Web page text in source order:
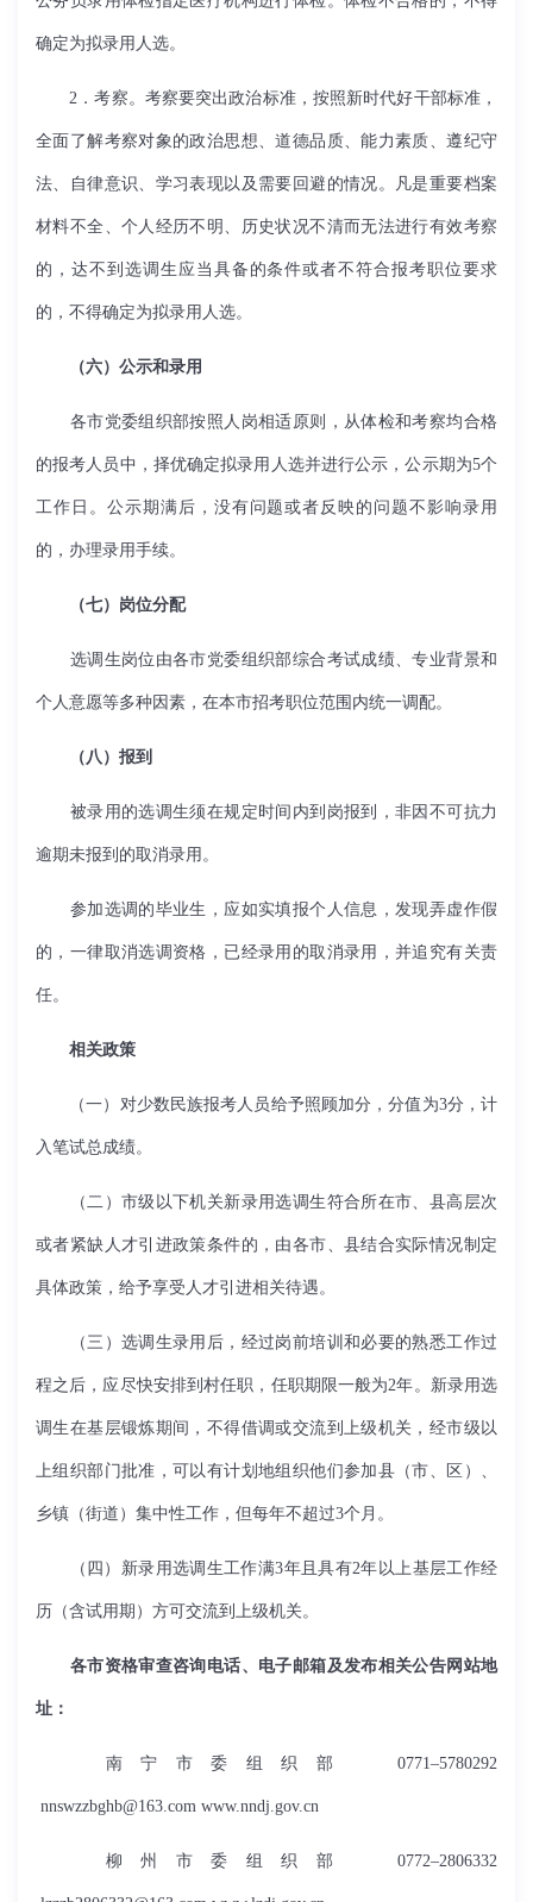
确定为拟录用人选。
2．考察。考察要突出政治标准，按照新时代好干部标准，
全面了解考察对象的政治思想、道德品质、能力素质、遵纪守
法、自律意识、学习表现以及需要回避的情况。凡是重要档案
材料不全、个人经历不明、历史状况不清而无法进行有效考察
的，达不到选调生应当具备的条件或者不符合报考职位要求
的，不得确定为拟录用人选。
（六）公示和录用
各市党委组织部按照人岗相适原则，从体检和考察均合格
的报考人员中，择优确定拟录用人选并进行公示，公示期为5个
工作日。公示期满后，没有问题或者反映的问题不影响录用
的，办理录用手续。
（七）岗位分配
选调生岗位由各市党委组织部综合考试成绩、专业背景和
个人意愿等多种因素，在本市招考职位范围内统一调配。
（八）报到
被录用的选调生须在规定时间内到岗报到，非因不可抗力
逾期未报到的取消录用。
参加选调的毕业生，应如实填报个人信息，发现弄虚作假
的，一律取消选调资格，已经录用的取消录用，并追究有关责
任。
相关政策
（一）对少数民族报考人员给予照顾加分，分值为3分，计
入笔试总成绩。
（二）市级以下机关新录用选调生符合所在市、县高层次
或者紧缺人才引进政策条件的，由各市、县结合实际情况制定
具体政策，给予享受人才引进相关待遇。
（三）选调生录用后，经过岗前培训和必要的熟悉工作过
程之后，应尽快安排到村任职，任职期限一般为2年。新录用选
调生在基层锻炼期间，不得借调或交流到上级机关，经市级以
上组织部门批准，可以有计划地组织他们参加县（市、区）、
乡镇（街道）集中性工作，但每年不超过3个月。
（四）新录用选调生工作满3年且具有2年以上基层工作经
历（含试用期）方可交流到上级机关。
各市资格审查咨询电话、电子邮箱及发布相关公告网站地
址：
南宁市委组织部 0771–5780292
nnswzzbghb@163.com www.nndj.gov.cn
柳州市委组织部 0772–2806332